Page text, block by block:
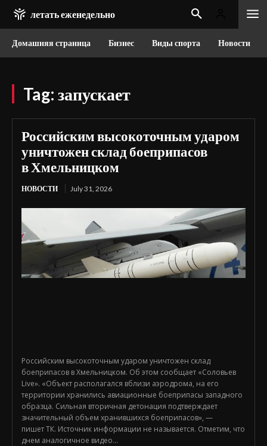
летать еженедельно
Домашняя страница Бизнес Виды спорта Новости
Tag: запускает
Российским высокоточным ударом
уничтожен склад боеприпасов
в Хмельницком
НОВОСТИ July 31, 2026
Российским высокоточным ударом уничтожен склад
боеприпасов в Хмельницком. Об этом сообщает «Соловьев
Live». «Объект располагался вблизи аэродрома, на его
территории хранились авиационные боеприпасы западного
образца. Сильная вторичная детонация подтверждает
значительный объем хранившихся боеприпасов», —
пишет ТК. Источник информации не называется. Отметим, что
днем аналогичное видео...